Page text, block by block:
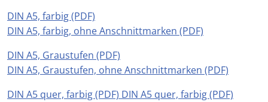
DIN A5, farbig (PDF)
DIN A5, farbig, ohne Anschnittmarken (PDF)
DIN A5, Graustufen (PDF)
DIN A5, Graustufen, ohne Anschnittmarken (PDF)
DIN A5 quer, farbig (PDF) DIN A5 quer, farbig (PDF)